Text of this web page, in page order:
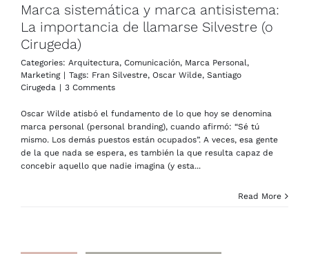
Marca sistemática y marca antisistema:
La importancia de llamarse Silvestre (o
Cirugeda)
Categories: Arquitectura, Comunicación, Marca Personal,
Marketing | Tags: Fran Silvestre, Oscar Wilde, Santiago
Cirugeda | 3 Comments
Oscar Wilde atisbó el fundamento de lo que hoy se denomina
marca personal (personal branding), cuando afirmó: “Sé tú
mismo. Los demás puestos están ocupados”. A veces, esa gente
de la que nada se espera, es también la que resulta capaz de
concebir aquello que nadie imagina (y esta...
Read More